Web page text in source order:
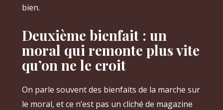
bien.
Deuxième bienfait : un
moral qui remonte plus vite
qu’on ne le croit
On parle souvent des bienfaits de la marche sur
le moral, et ce n’est pas un cliché de magazine